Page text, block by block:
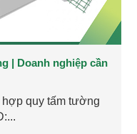
| Doanh nghiệp cần
quy tấm tường